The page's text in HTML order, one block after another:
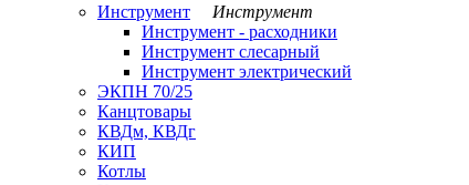
Инструмент
Инструмент
Инструмент - расходники
Инструмент слесарный
Инструмент электрический
ЭКПН 70/25
Канцтовары
КВДм, КВДг
КИП
Котлы